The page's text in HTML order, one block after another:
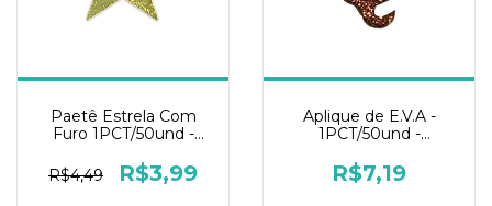
Paetê Estrela Com
Furo 1PCT/50und -
R$4,49
R$3,99
Aplique de E.V.A -
1PCT/50und -
Glitter
R$7,19